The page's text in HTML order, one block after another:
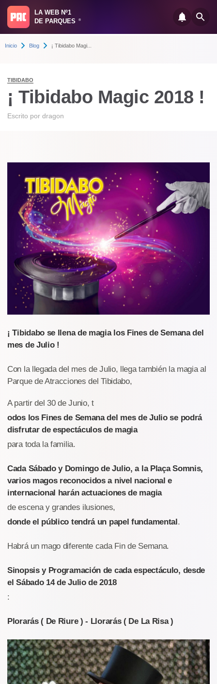
LA WEB Nº1
DE PARQUES
®
Inicio Blog ¡ Tibidabo Magi...
TIBIDABO
¡ Tibidabo Magic 2018 !
Escrito por dragon
¡ Tibidabo se llena de magia los Fines de Semana del
mes de Julio !
Con la llegada del mes de Julio, llega también la magia al
Parque de Atracciones del Tibidabo,
A partir del 30 de Junio, t
odos los Fines de Semana del mes de Julio se podrá
disfrutar de espectáculos de magia
para toda la familia.
Cada Sábado y Domingo de Julio, a la Plaça Somnis,
varios magos reconocidos a nivel nacional e
internacional harán actuaciones de magia
de escena y grandes ilusiones,
donde el público tendrá un papel fundamental.
Habrá un mago diferente cada Fin de Semana.
Sinopsis y Programación de cada espectáculo, desde
el Sábado 14 de Julio de 2018
:
Plorarás ( De Riure ) - Llorarás ( De La Risa )